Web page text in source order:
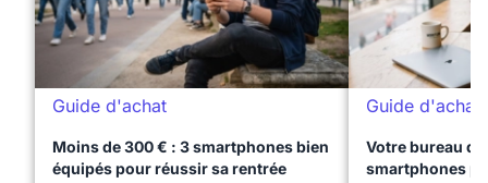
Guide d'achat
Moins de 300 € : 3 smartphones bien
équipés pour réussir sa rentrée
Guide d'achat
Votre bureau
smartphones